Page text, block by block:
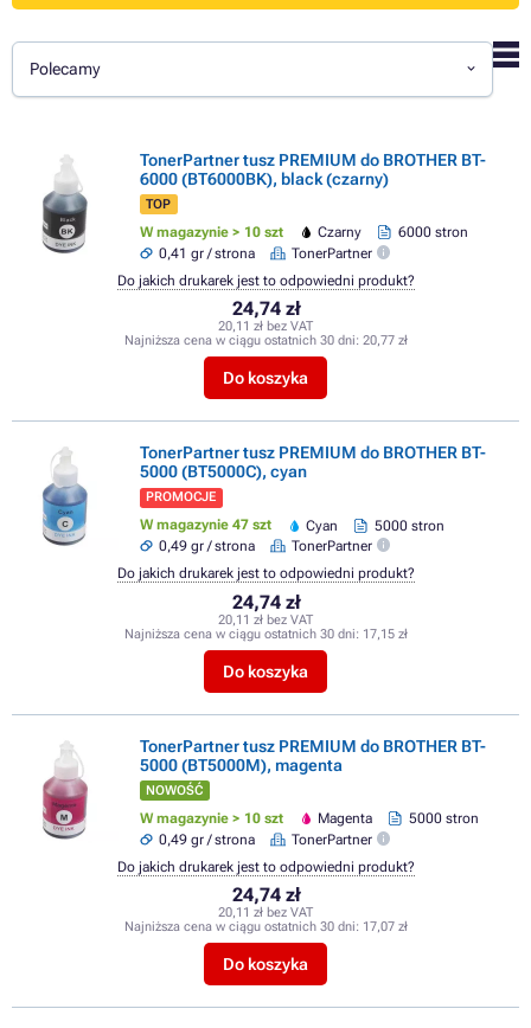
Polecamy
TonerPartner tusz PREMIUM do BROTHER BT-
6000 (BT6000BK), black (czarny)
TOP
W magazynie > 10 szt Czarny
6000 stron
0,41 gr / strona
TonerPartner
24,74 zł
20,11 zł bez VAT
Najniższa cena w ciągu ostatnich 30 dni: 20,77 zł
Do koszyka
Do jakich drukarek jest to odpowiedni produkt?
TonerPartner tusz PREMIUM do BROTHER BT-
5000 (BT5000C), cyan
PROMOCJE
W magazynie 47 szt Cyan
5000 stron
0,49 gr / strona
TonerPartner
24,74 zł
20,11 zł bez VAT
Najniższa cena w ciągu ostatnich 30 dni: 17,15 zł
Do koszyka
Do jakich drukarek jest to odpowiedni produkt?
TonerPartner tusz PREMIUM do BROTHER BT-
5000 (BT5000M), magenta
NOWOŚĆ
W magazynie > 10 szt Magenta
5000 stron
0,49 gr / strona
TonerPartner
24,74 zł
20,11 zł bez VAT
Najniższa cena w ciągu ostatnich 30 dni: 17,07 zł
Do koszyka
Do jakich drukarek jest to odpowiedni produkt?